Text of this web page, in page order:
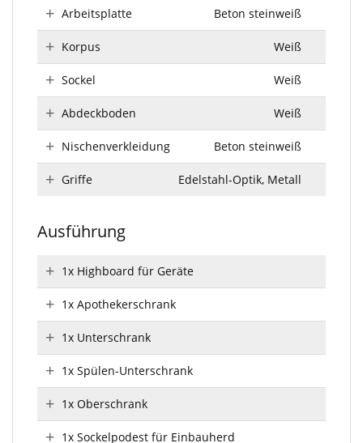
Arbeitsplatte Beton steinweiß
Korpus Weiß
Sockel Weiß
Abdeckboden Weiß
Nischenverkleidung Beton steinweiß
Griffe Edelstahl-Optik, Metall
Ausführung
1x Highboard für Geräte
1x Apothekerschrank
1x Unterschrank
1x Spülen-Unterschrank
1x Oberschrank
1x Sockelpodest für Einbauherd